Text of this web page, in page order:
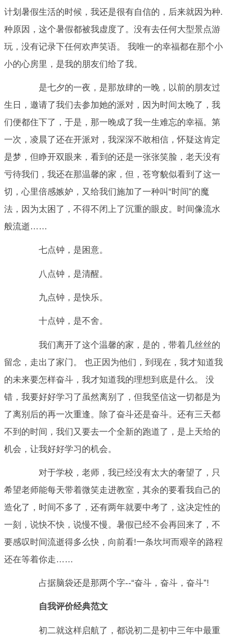
计划暑假生活的时候，我还是很有自信的，后来就因为种.
种原因，这个暑假都被我虚度了。没有去任何大型景点游
玩，没有记录下任何欢声笑语。 我唯一的幸福都在那个小
小的心房里，是我的朋友们给了我。
是七夕的一夜，是那放肆的一晚，以前的朋友过
生日，邀请了我们去参加她的派对，因为时间太晚了，我
们便都住下了，于是，那一晚成了我一生难忘的幸福。第
一次，凌晨了还在开派对，我深深不敢相信，怀疑这肯定
是梦，但睁开双眼来，看到的还是一张张笑脸，老天没有
亏待我们，我还在那温馨的家，但，苍穹貌似看到了这一
切，心里倍感嫉妒，又给我们施加了一种叫“时间”的魔
法，因为太困了，不得不闭上了沉重的眼皮。时间像流水
般流逝……
七点钟，是困意。
八点钟，是清醒。
九点钟，是快乐。
十点钟，是不舍。
我们离开了这个温馨的家，是的，带着几丝丝的
留念，走出了家门。 也正因为他们，到现在，我才知道我
的未来要怎样奋斗，我才知道我的理想到底是什么。 没
错，我要好好学习了虽然离别了，但我坚信这一切都是为
了离别后的再一次重逢。除了奋斗还是奋斗。还有三天都
不到的时间，我们又要去一个全新的跑道了，是上天给的
机会，让我好好学习的机会。
对于学校，老师，我已经没有太大的奢望了，只
希望老师能每天带着微笑走进教室，其余的要看我自己的
造化了，时间不多了，还有两年就要中考了，这决定性的
一刻，说快不快，说慢不慢。暑假已经不会再回来了，不
要感叹时间流逝得多么快，向前看!一条坎坷而艰辛的路程
还在等着你走……
占据脑袋还是那两个字--“奋斗，奋斗，奋斗”!
自我评价经典范文
初二就这样启航了，都说初二是初中三年中最重